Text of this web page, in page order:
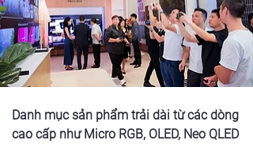
Danh mục sản phẩm trải dài từ các dòng
cao cấp như Micro RGB, OLED, Neo QLED